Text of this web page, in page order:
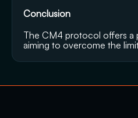
Conclusion
The CM4 protocol offers a
aiming to overcome the